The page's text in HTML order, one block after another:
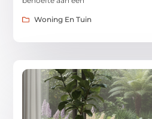
Woning En Tuin